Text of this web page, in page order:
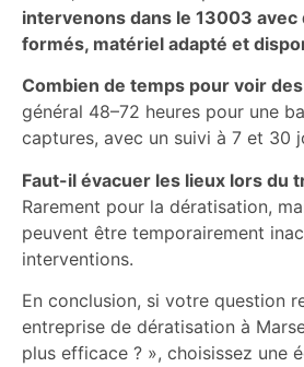
intervenons dans le 13003
formés, matériel adapté et
Combien de temps pour voir
général 48–72 heures pour une
captures, avec un suivi à 7 et 30
Faut-il évacuer les lieux lors du
Rarement pour la dératisation,
peuvent être temporairement
interventions.
En conclusion, si votre question
entreprise de dératisation à
plus efficace ? », choisissez une